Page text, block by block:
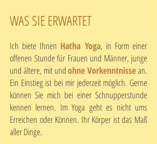
WAS SIE ERWARTET
Ich biete Ihnen Hatha Yoga, in Form einer
offenen Stunde für Frauen und Männer, junge
und ältere, mit undohne Vorkenntnissean.
Ein Einstieg ist bei mir jederzeit möglich. Gerne
können Sie mich bei einer Schnupperstunde
kennen lernen. Im Yoga geht es nicht ums
Erreichen oder Können. Ihr Körper ist das Maß
aller Dinge.